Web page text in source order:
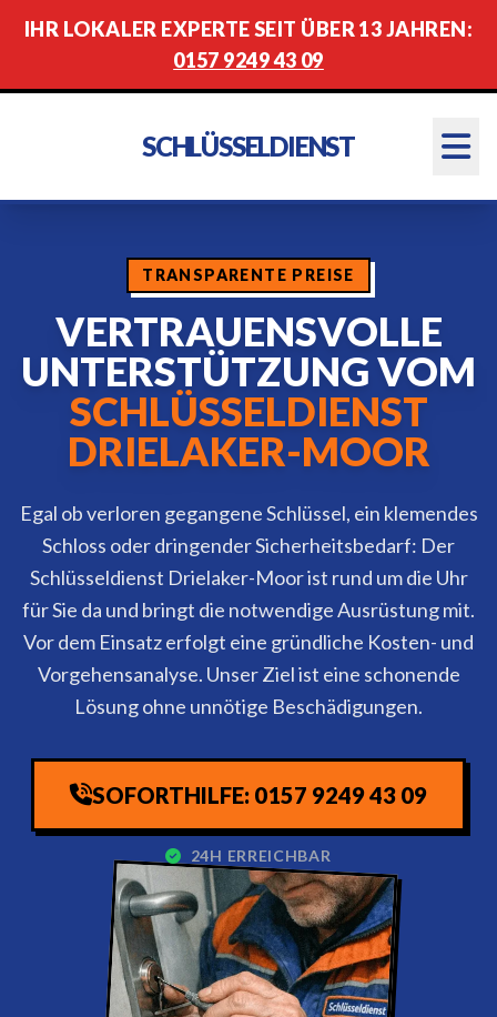
IHR LOKALER EXPERTE SEIT ÜBER 13 JAHREN:
0157 9249 43 09
SCHLÜSSELDIENST
TRANSPARENTE PREISE
VERTRAUENSVOLLE
UNTERSTÜTZUNG VOM
SCHLÜSSELDIENST
DRIELAKER-MOOR
Egal ob verloren gegangene Schlüssel, ein klemendes
Schloss oder dringender Sicherheitsbedarf: Der
Schlüsseldienst Drielaker-Moor ist rund um die Uhr
für Sie da und bringt die notwendige Ausrüstung mit.
Vor dem Einsatz erfolgt eine gründliche Kosten- und
Vorgehensanalyse. Unser Ziel ist eine schonende
Lösung ohne unnötige Beschädigungen.
SOFORTHILFE: 0157 9249 43 09
24H ERREICHBAR